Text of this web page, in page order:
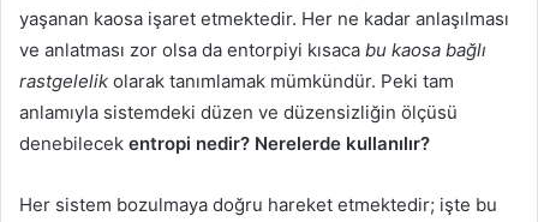
yaşanan kaosa işaret etmektedir. Her ne kadar anlaşılması
ve anlatması zor olsa da entorpiyi kısaca bu kaosa bağlı
rastgelelik olarak tanımlamak mümkündür. Peki tam
anlamıyla sistemdeki düzen ve düzensizliğin ölçüsü
denebilecek entropi nedir? Nerelerde kullanılır?
Her sistem bozulmaya doğru hareket etmektedir; işte bu